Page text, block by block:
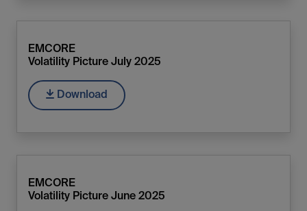
EMCORE
Volatility Picture July 2025
Download
EMCORE
Volatility Picture June 2025